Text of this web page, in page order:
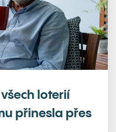
loterií
přinesla přes